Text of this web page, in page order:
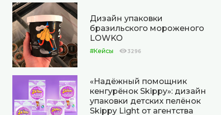
Дизайн упаковки
бразильского мороженого
LOWKO
#Кейсы 3296
«Надёжный помощник
кенгурёнок Skippy»: дизайн
упаковки детских пелёнок
Skippy Light от агентства